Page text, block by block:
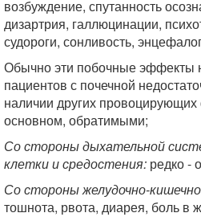
возбуждение, спутанность
дизартрия, галлюцинации,
судороги, сонливость,
Обычно эти побочные эффекты
пациентов с почечной
наличии других
основном, обратимыми;
Со стороны дыхательной
клетки и средостения: редко -
Со стороны желудочно-
тошнота, рвота, диарея, боль в